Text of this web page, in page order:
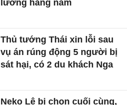
lương hằng năm
Thủ tướng Thái xin lỗi sau
vụ án rúng động 5 người bị
sát hại, có 2 du khách Nga
Neko Lê bị chọn cuối cùng,